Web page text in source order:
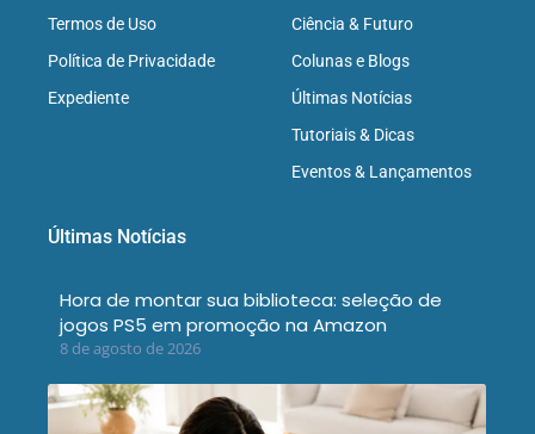
Termos de Uso
Política de Privacidade
Expediente
Ciência & Futuro
Colunas e Blogs
Últimas Notícias
Tutoriais & Dicas
Eventos & Lançamentos
Últimas Notícias
Hora de montar sua biblioteca: seleção de
jogos PS5 em promoção na Amazon
8 de agosto de 2026